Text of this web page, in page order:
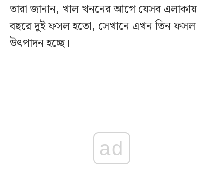
তারা জানান, খাল খননের আগে যেসব এলাকায়
বছরে দুই ফসল হতো, সেখানে এখন তিন ফসল
উৎপাদন হচ্ছে।
ad